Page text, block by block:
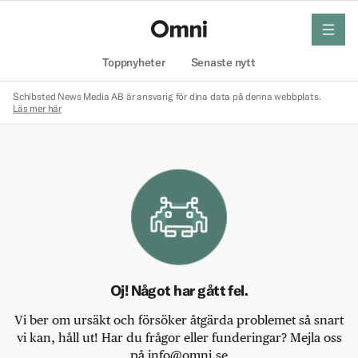
Toppnyheter Senaste nytt
meny
Schibsted News Media AB är ansvarig för dina data på denna webbplats.
Läs mer här
Oj! Något har gått fel.
Vi ber om ursäkt och försöker åtgärda problemet så snart
vi kan, håll ut! Har du frågor eller funderingar? Mejla oss